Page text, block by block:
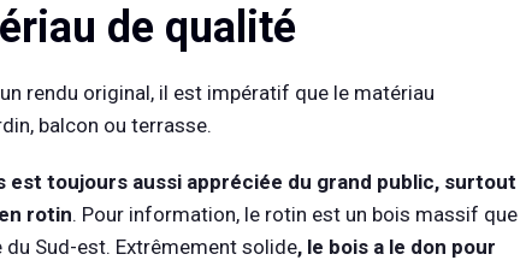
de qualité
rendu original, il est impératif que le matériau
balcon ou terrasse.
est toujours aussi appréciée du grand public, surtout
rotin. Pour information, le rotin est un bois massif que
du Sud-est. Extrêmement solide, le bois a le don pour